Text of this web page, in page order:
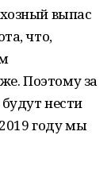
выпас
что,
Поэтому за
нести
году мы